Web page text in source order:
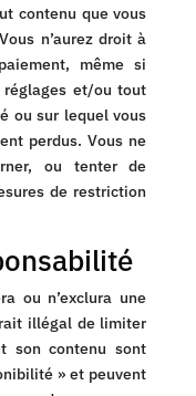
contenu que vous
n’aurez droit à
même si
et/ou tout
ou sur lequel vous
perdus. Vous ne
ou tenter de
de restriction
ou n’exclura une
illégal de limiter
son contenu sont
» et peuvent